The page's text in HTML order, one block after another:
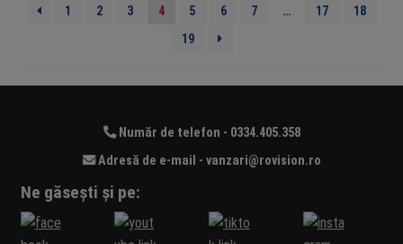
1 2 3 4 5 6 7 … 17
18
19
Număr de telefon - 0334.405.358
Adresă de e-mail - vanzari@rovision.ro
Ne găsești și pe: